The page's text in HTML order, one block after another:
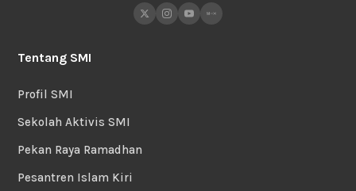
Tentang SMI
Profil SMI
Sekolah Aktivis SMI
Pekan Raya Ramadhan
Pesantren Islam Kiri